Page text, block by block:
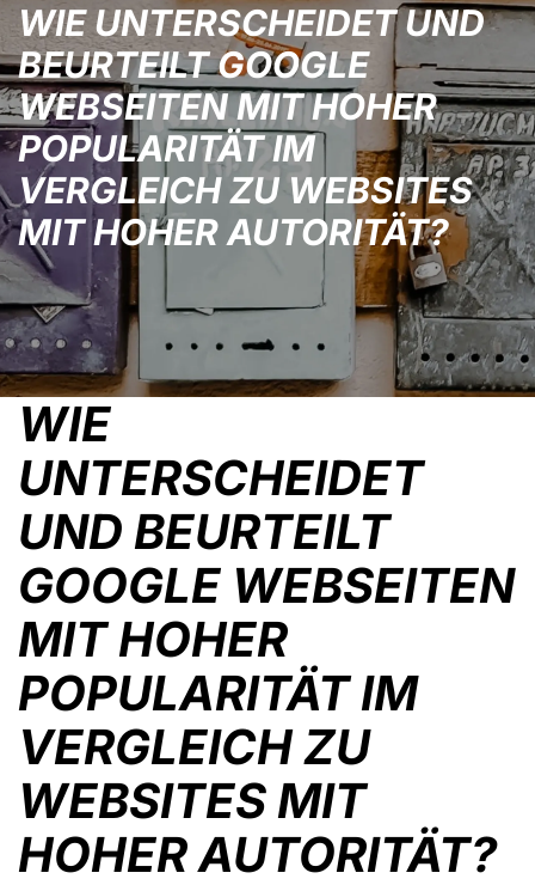
WIE UNTERSCHEIDET UND
BEURTEILT GOOGLE
WEBSEITEN MIT HOHER
POPULARITÄT IM
VERGLEICH ZU WEBSITES
MIT HOHER AUTORITÄT?
WIE
UNTERSCHEIDET
UND BEURTEILT
GOOGLE WEBSEITEN
MIT HOHER
POPULARITÄT IM
VERGLEICH ZU
WEBSITES MIT
HOHER AUTORITÄT?